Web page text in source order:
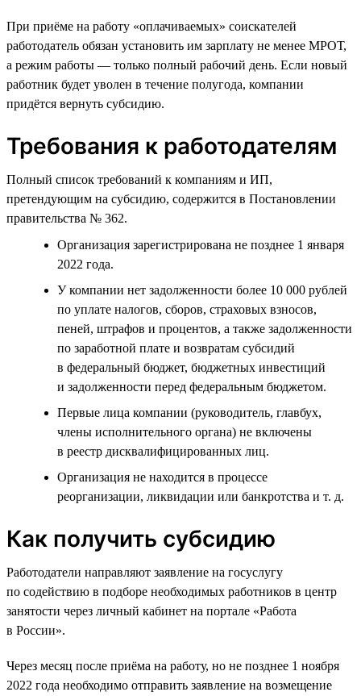
При приёме на работу «оплачиваемых» соискателей
работодатель обязан установить им зарплату не менее МРОТ,
а режим работы — только полный рабочий день. Если новый
работник будет уволен в течение полугода, компании
придётся вернуть субсидию.
Требования к работодателям
Полный список требований к компаниям и ИП,
претендующим на субсидию, содержится в Постановлении
правительства № 362.
Организация зарегистрирована не позднее 1 января
2022 года.
У компании нет задолженности более 10 000 рублей
по уплате налогов, сборов, страховых взносов,
пеней, штрафов и процентов, а также задолженности
по заработной плате и возвратам субсидий
в федеральный бюджет, бюджетных инвестиций
и задолженности перед федеральным бюджетом.
Первые лица компании (руководитель, главбух,
члены исполнительного органа) не включены
в реестр дисквалифицированных лиц.
Организация не находится в процессе
реорганизации, ликвидации или банкротства и т. д.
Как получить субсидию
Работодатели направляют заявление на госуслугу
по содействию в подборе необходимых работников в центр
занятости через личный кабинет на портале «Работа
в России».
Через месяц после приёма на работу, но не позднее 1 ноября
2022 года необходимо отправить заявление на возмещение